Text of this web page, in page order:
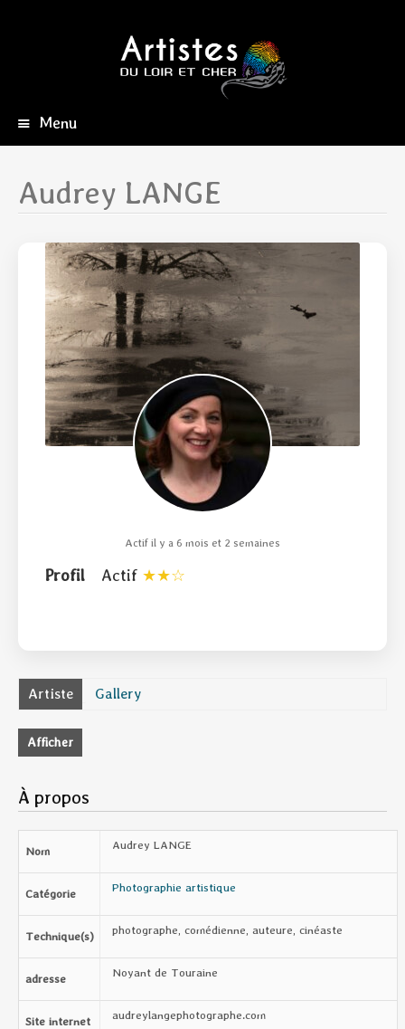
Menu
principal
Audrey LANGE
Actif il y a 6 mois et 2 semaines
Profil Actif
Artiste Gallery
Afficher
À propos
Nom Audrey LANGE
Catégorie Photographie artistique
Technique(s) photographe, comédienne, auteure, cinéaste
adresse Noyant de Touraine
Site internet audreylangephotographe.com